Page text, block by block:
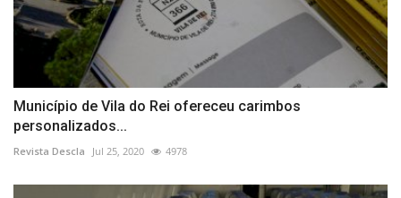
Município de Vila do Rei ofereceu carimbos
personalizados...
Revista Descla Jul 25, 2020 4978